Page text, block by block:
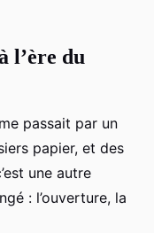
l’ère du
passait par un
papier, et des
une autre
: l’ouverture, la